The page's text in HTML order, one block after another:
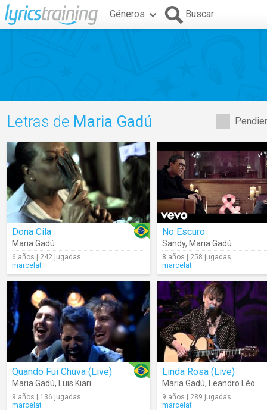
Géneros Buscar
Letras de Maria Gadú
Dona Cila
Maria Gadú
6 años | 242 jugadas
marcelat
No Escuro
Sandy, Maria Gadú
8 años | 258 jugadas
marcelat
Quando Fui Chuva (Live)
Maria Gadú, Luis Kiari
9 años | 136 jugadas
marcelat
Linda Rosa (Live)
Maria Gadú, Leandro Léo
9 años | 289 jugadas
marcelat